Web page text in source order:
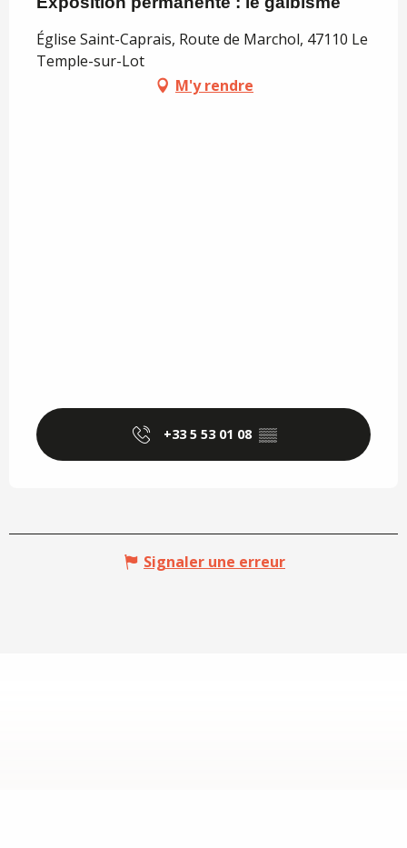
Église Saint-Caprais, Route de Marchol, 47110 Le
Temple-sur-Lot
M'y rendre
+33 5 53 01 08 ▒▒
Signaler une erreur